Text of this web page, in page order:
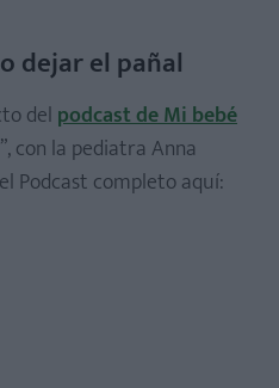
dejar el pañal
del podcast de Mi bebé
con la pediatra Anna
Podcast completo aquí: